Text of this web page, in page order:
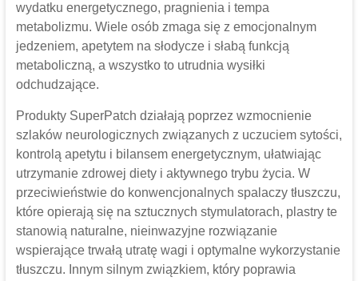
wydatku energetycznego, pragnienia i tempa
metabolizmu. Wiele osób zmaga się z emocjonalnym
jedzeniem, apetytem na słodycze i słabą funkcją
metaboliczną, a wszystko to utrudnia wysiłki
odchudzające.
Produkty SuperPatch działają poprzez wzmocnienie
szlaków neurologicznych związanych z uczuciem sytości,
kontrolą apetytu i bilansem energetycznym, ułatwiając
utrzymanie zdrowej diety i aktywnego trybu życia. W
przeciwieństwie do konwencjonalnych spalaczy tłuszczu,
które opierają się na sztucznych stymulatorach, plastry te
stanowią naturalne, nieinwazyjne rozwiązanie
wspierające trwałą utratę wagi i optymalne wykorzystanie
tłuszczu. Innym silnym związkiem, który poprawia